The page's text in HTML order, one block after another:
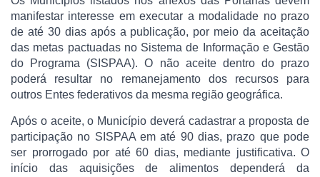
manifestar interesse em executar a modalidade no prazo
de até 30 dias após a publicação, por meio da aceitação
das metas pactuadas no Sistema de Informação e Gestão
do Programa (SISPAA). O não aceite dentro do prazo
poderá resultar no remanejamento dos recursos para
outros Entes federativos da mesma região geográfica.
Após o aceite, o Município deverá cadastrar a proposta de
participação no SISPAA em até 90 dias, prazo que pode
ser prorrogado por até 60 dias, mediante justificativa. O
início das aquisições de alimentos dependerá da